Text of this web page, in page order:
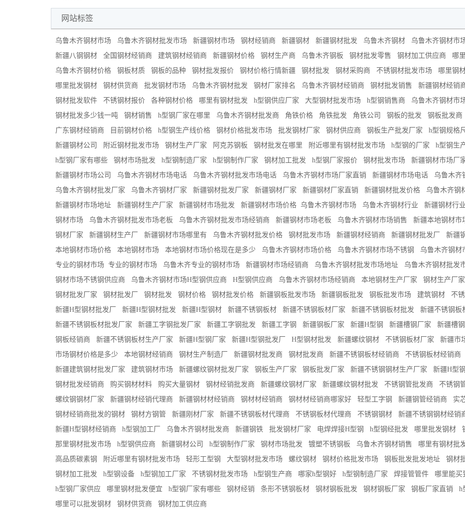
网站标签
乌鲁木齐钢材市场 乌鲁木齐钢材批发市场 新疆钢材市场 钢材经销商 新疆钢材 新疆钢材批发 乌鲁木齐钢材 乌鲁木齐钢材市
新疆八钢钢材
全国钢材经销商 建筑钢材经销商 新疆钢材价格 钢材生产商 乌鲁木齐钢板 钢材批发零售 钢材加工供应商 哪
乌鲁木齐钢材价格
钢板材质 钢板的品种 钢材批发报价 钢材价格行情新疆 钢材批发 钢材采购商 不锈钢材批发市场 哪里钢
哪里批发钢材
钢材供货商 批发钢材市场 乌鲁木齐钢材批发 钢材厂家排名 乌鲁木齐钢材经销商 钢材批发销售 新疆钢材经销
钢材批发软件
不锈钢材报价 各种钢材价格 哪里有钢材批发 h型钢供应厂家 大型钢材批发市场 h型钢销售商 乌鲁木齐钢材市
钢材批发多少钱一吨
钢材销售 h型钢厂家在哪里 乌鲁木齐钢材批发商 角铁价格 角铁批发 角铁公司 钢板的批发 钢板批发商
广东钢材经销商
目前钢材价格 h型钢生产线价格 钢材价格批发市场 批发钢材厂家 钢材供应商 钢板生产批发厂家 h型钢规格
新疆钢材公司
附近钢材批发市场 钢材生产厂家 阿克苏钢板 钢材批发在哪里 附近哪里有钢材批发市场 h型钢的厂家 h型钢生
h型钢厂家有哪些
钢材市场批发 h型钢制造厂家 h型钢制作厂家 钢材加工批发 h型钢厂家报价 钢材批发市场 新疆钢材市场厂
新疆钢材市场公司
乌鲁木齐钢材市场电话 乌鲁木齐钢材批发市场电话 乌鲁木齐钢材市场厂家直销 新疆钢材市场电话 乌鲁木齐
乌鲁木齐钢材批发厂家
乌鲁木齐钢材厂家 新疆钢材批发厂家 新疆钢材厂家 新疆钢材厂家直销 新疆钢材批发价格 乌鲁木齐钢
新疆钢材市场地址
新疆钢材生产厂家 新疆钢材市场批发 新疆钢材市场价格 ​乌鲁木齐钢材市场 乌鲁木齐钢材行业 新疆钢材行业
钢材市场
乌鲁木齐钢材批发市场老板 乌鲁木齐钢材批发市场经销商 新疆钢材市场老板 乌鲁木齐钢材市场销售 新疆本地钢材市
钢材厂家
新疆钢材生产厂 新疆钢材市场哪里有 乌鲁木齐钢材批发价格 钢材批发市场 新疆钢材经销商 新疆钢材批发厂 新疆
本地钢材市场价格
本地钢材市场 本地钢材市场价格现在是多少 乌鲁木齐钢材市场价格 乌鲁木齐钢材市场不锈钢 乌鲁木齐钢材
专业的钢材市场 ​专业的钢材市场 乌鲁木齐专业的钢材市场 新疆钢材市场经销商 乌鲁木齐钢材批发市场地址 乌鲁木齐钢材批发
钢材市场不锈钢供应商
乌鲁木齐钢材市场H型钢供应商 H型钢供应商 乌鲁木齐钢材市场经销商 本地钢材生产厂家 钢材生产厂家
钢材批发厂家
钢材批发厂 钢材批发 钢材价格 钢材批发价格 新疆钢板批发市场 新疆钢板批发 钢板批发市场 建筑钢材 不
新疆H型钢材批发厂
新疆H型钢材批发 新疆H型钢材 新疆不锈钢板材 新疆不锈钢板材厂家 新疆不锈钢板材批发 新疆不锈钢板
新疆不锈钢板材批发厂家
新疆工字钢批发厂家 新疆工字钢批发 新疆工字钢 新疆钢板厂家 新疆H型钢 新疆槽钢厂家 新疆槽钢
钢板经销商
新疆不锈钢板材生产厂家 新疆H型钢厂家 新疆H型钢批发厂 H型钢材批发 新疆螺纹钢材 不锈钢板材厂家 新疆市
市场钢材价格是多少
本地钢材经销商 钢材生产制造厂 新疆钢材批发商 钢材批发商 新疆不锈钢板材经销商 不锈钢板材经销商
新疆建筑钢材批发厂家
建筑钢材市场 新疆螺纹钢材批发厂家 钢板生产厂家 钢板批发厂家 新疆不锈钢钢材生产厂家 新疆H型
钢材批发经销商
购买钢材材料 购买大量钢材 钢材经销批发商 新疆螺纹钢材厂家 新疆螺纹钢材批发 不锈钢管批发商 不锈钢
螺纹钢钢材厂家
新疆钢材经销代理商 新疆钢材材经销商 钢材材经销商 钢材材经销商哪家好 轻型工字钢 新疆钢管经销商 实
钢材经销商批发的钢材
钢材方钢管 新疆刚材厂家 新疆不锈钢板材代理商 不锈钢板材代理商 不锈钢钢材 新疆不锈钢钢材经销
新疆H型钢材经销商
h型钢加工厂 乌鲁木齐钢材批发商 新疆钢铁 批发钢材厂家 电焊焊接H型钢 h型钢经批发 哪里批发钢材
那里钢材批发市场
h型钢供应商 新疆钢材公司 h型钢制作厂家 钢材市场批发 镀塑不锈钢板 乌鲁木齐钢材销售 哪里有钢材批
高品质碳素钢
附近哪里有钢材批发市场 轻形工型钢 大型钢材批发市场 螺纹钢材 钢材价格批发市场 钢板批发批发地址 钢材
钢材加工批发
h型钢设备 h型钢加工厂家 不锈钢材批发市场 h型钢生产商 哪家h型钢好 h型钢制造厂家 焊接管管件 哪里能买
h型钢厂家供应
哪里钢材批发便宜 h型钢厂家有哪些 钢材经销 条形不锈钢板材 钢材钢板批发 钢材钢板厂家 钢板厂家直销 h
哪里可以批发钢材
钢材供货商 钢材加工供应商